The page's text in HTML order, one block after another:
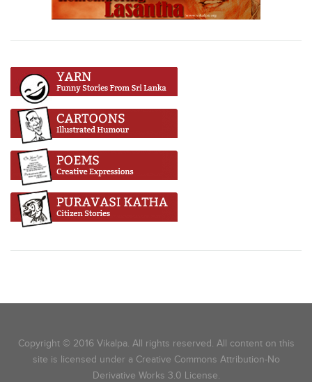
Copyright © 2016 Vikalpa. All rights reserved. All content on this
site is licensed under a Creative Commons Attribution-No
Derivative Works 3.0 License.